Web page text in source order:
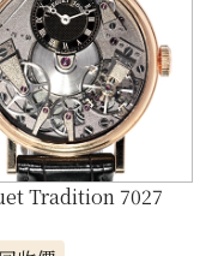
Tradition 7027